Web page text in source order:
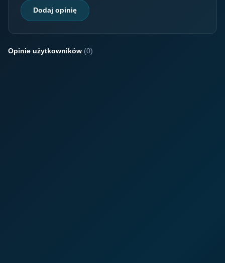
Dodaj opinię
Opinie użytkowników (0)